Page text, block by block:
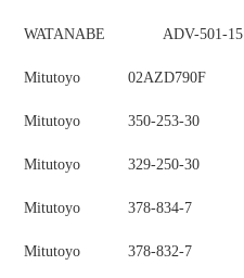
WATANABE ADV-501-15
Mitutoyo 02AZD790F
Mitutoyo 350-253-30
Mitutoyo 329-250-30
Mitutoyo 378-834-7
Mitutoyo 378-832-7